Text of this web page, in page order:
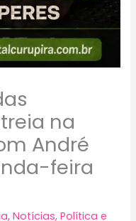
na
André
feira
,Notícias,Política e